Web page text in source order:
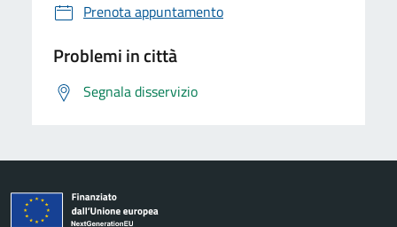
Prenota appuntamento
Problemi in città
Segnala disservizio